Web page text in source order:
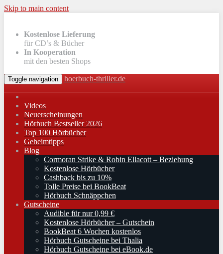
Skip to main content
Kostenlose Lieferung
für CD’s & Bücher
In Kooperation
mit den besten Shops
Toggle navigation hoerbuch-thriller.de
Videos
Neuerscheinungen
Hörbuch Bestseller 2026
Top 100 Hörbücher
Geheimtipps
Blog
Cormoran Strike & Robin Ellacott – Beziehung
Kostenlose Hörbücher
Cashback bis zu 10%
Tolle Preise bei BookBeat
Hörbuch Schnäppchen
Gutscheine
Audible für nur 0,99 €
Kostenlose Hörbücher – Gutschein
BookBeat 6 Wochen kostenlos
Hörbuch Gutscheine bei Thalia
Hörbuch Gutscheine bei eBook.de